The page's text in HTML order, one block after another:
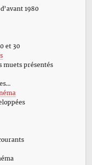
1980
et 30
muets présentés